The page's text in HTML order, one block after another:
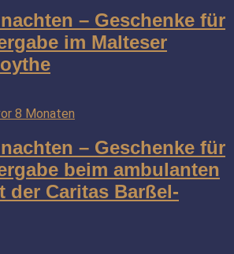
– Geschenke für
im Malteser
8 Monaten
– Geschenke für
beim ambulanten
der Caritas Barßel-